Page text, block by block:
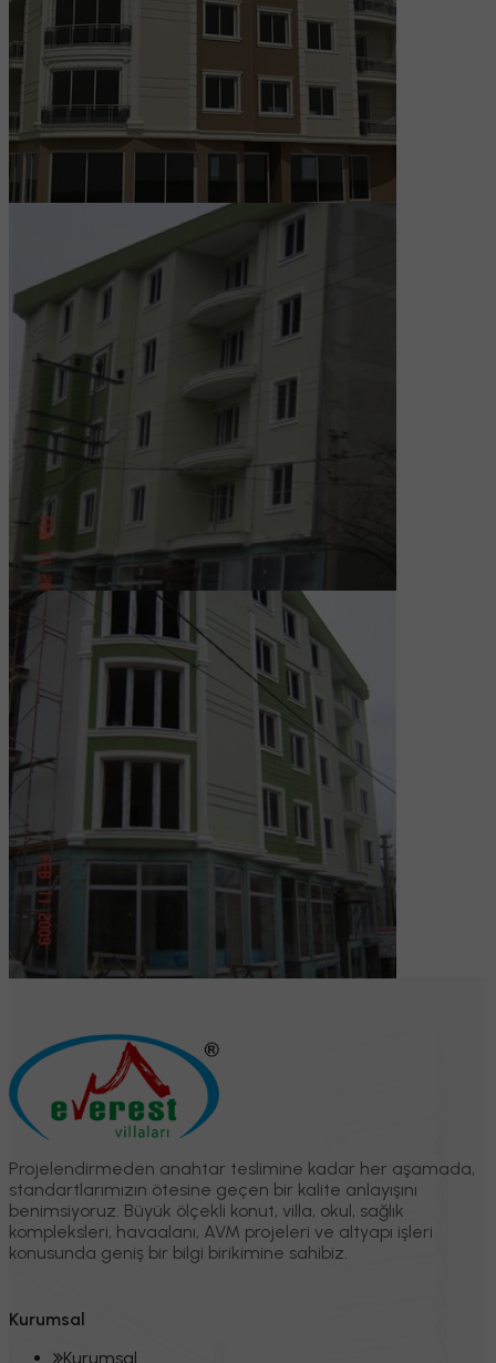
Projelendirmeden anahtar teslimine kadar her aşamada,
standartlarımızın ötesine geçen bir kalite anlayışını
benimsiyoruz. Büyük ölçekli konut, villa, okul, sağlık
kompleksleri, havaalanı, AVM projeleri ve altyapı işleri
konusunda geniş bir bilgi birikimine sahibiz.
Kurumsal
Kurumsal